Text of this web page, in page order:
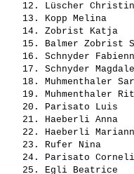
   12.
   13.
Kopp
   14.
   15.
Balmer
   16.
   17.
Schnyder
   18.
   19.
   20.
   21.
   22.
   23.
   24.
   25.
Egli